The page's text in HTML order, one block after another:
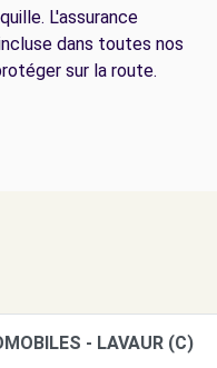
L'assurance
dans toutes nos
sur la route.
- LAVAUR (C)